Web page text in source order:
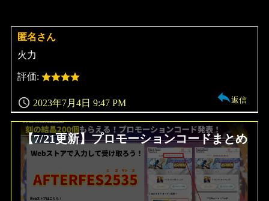
匿名さん
よ
り:
2023年7月4日 9:47 PM
火力
評価:
返信
【7/21更新】プロモーションコードまとめ